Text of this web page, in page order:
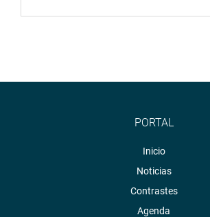
PORTAL
Inicio
Noticias
Contrastes
Agenda